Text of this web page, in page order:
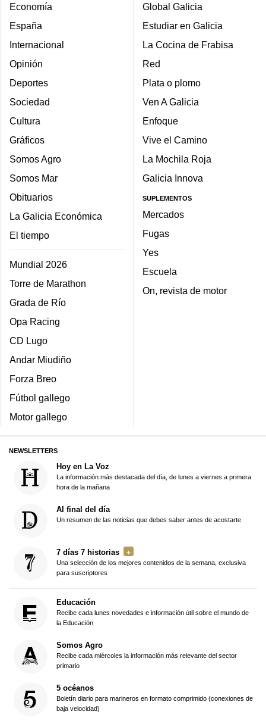
Economía
España
Internacional
Opinión
Deportes
Sociedad
Cultura
Gráficos
Somos Agro
Somos Mar
Obituarios
La Galicia Económica
El tiempo
Mundial 2026
Torre de Marathon
Grada de Río
Opa Racing
CD Lugo
Andar Miudiño
Forza Breo
Fútbol gallego
Motor gallego
Global Galicia
Estudiar en Galicia
La Cocina de Frabisa
Red
Plata o plomo
Ven A Galicia
Enfoque
Vive el Camino
La Mochila Roja
Galicia Innova
SUPLEMENTOS
Mercados
Fugas
Yes
Escuela
On, revista de motor
NEWSLETTERS
Hoy en La Voz
La información más destacada del día, de lunes a viernes a primera
hora de la mañana
Al final del día
Un resumen de las noticias que debes saber antes de acostarte
7 días 7 historias
Una selección de los mejores contenidos de la semana, exclusiva
para suscriptores
Educación
Recibe cada lunes novedades e información útil sobre el mundo de
la Educación
Somos Agro
Recibe cada miércoles la información más relevante del sector
primario
5 océanos
Boletín diario para marineros en formato comprimido (conexiones de
baja velocidad)